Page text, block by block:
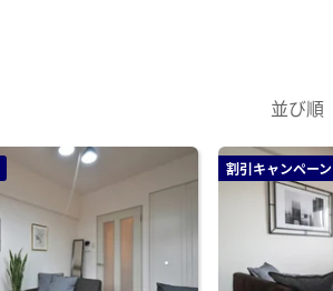
並び順
割引キャンペーン